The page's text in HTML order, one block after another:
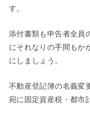
す。
添付書類も申告者全員
にそれなりの手間もか
にしましょう。
不動産登記簿の名義変
宛に固定資産税・都市